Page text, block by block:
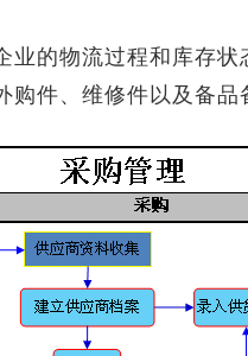
的物流过程和库存状
件、维修件以及备品